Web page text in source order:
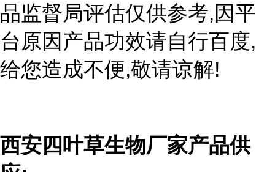
品监督局评估仅供参考,因平
台原因产品功效请自行百度,
给您造成不便,敬请谅解!
西安四叶草生物厂家产品供